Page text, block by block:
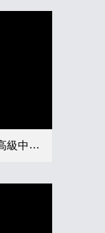
表件各1份。.pdf